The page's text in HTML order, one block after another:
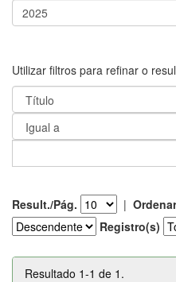
Utilizar filtros para refinar o
Result./Pág. |
Registro(s)
Resultado 1-1 de 1.